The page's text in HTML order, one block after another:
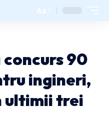
Aa
concurs 90
ingineri,
ultimii trei